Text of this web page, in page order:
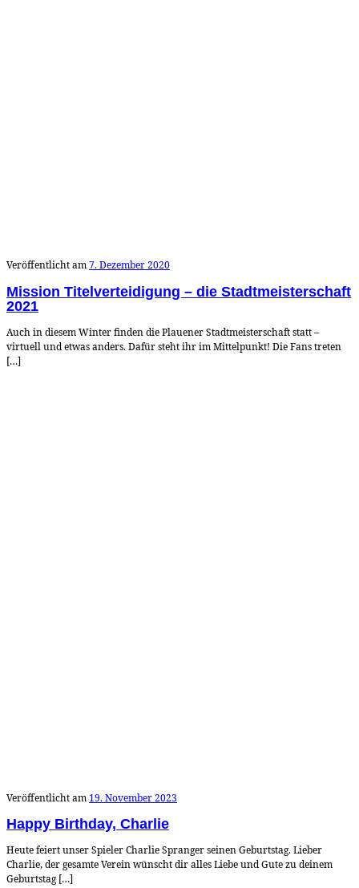
Veröffentlicht am7. Dezember 2020
Mission Titelverteidigung – die Stadtmeisterschaft
2021
Auch in diesem Winter finden die Plauener Stadtmeisterschaft statt –
virtuell und etwas anders. Dafür steht ihr im Mittelpunkt! Die Fans treten
[…]
Veröffentlicht am 19. November 2023
Happy Birthday, Charlie
Heute feiert unser Spieler Charlie Spranger seinen Geburtstag. Lieber
Charlie, der gesamte Verein wünscht dir alles Liebe und Gute zu deinem
Geburtstag […]